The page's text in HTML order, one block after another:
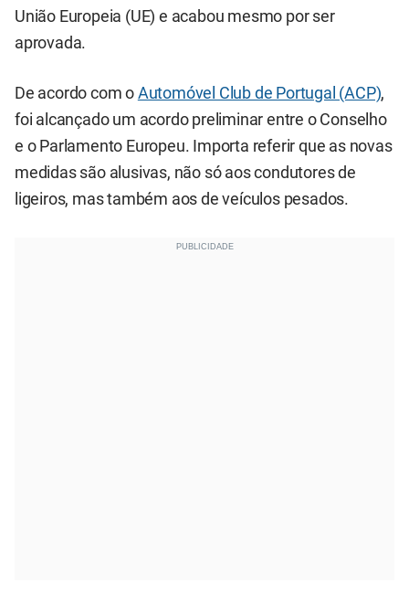
União Europeia (UE) e acabou mesmo por ser
aprovada.
De acordo com o Automóvel Club de Portugal (ACP),
foi alcançado um acordo preliminar entre o Conselho
e o Parlamento Europeu. Importa referir que as novas
medidas são alusivas, não só aos condutores de
ligeiros, mas também aos de veículos pesados.